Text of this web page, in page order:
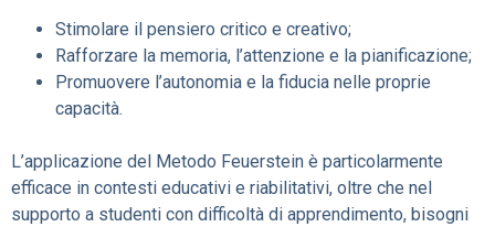
Stimolare il pensiero critico e creativo;
Rafforzare la memoria, l’attenzione e la pianificazione;
Promuovere l’autonomia e la fiducia nelle proprie
capacità.
L’applicazione del Metodo Feuerstein è particolarmente
efficace in contesti educativi e riabilitativi, oltre che nel
supporto a studenti con difficoltà di apprendimento, bisogni